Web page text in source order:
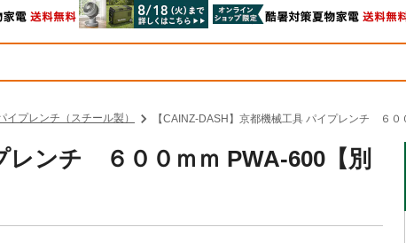
イプレンチ（スチール製） 【CAINZ-DASH】京都機械工具 パイプレンチ ６０
レンチ ６００ｍｍ PWA-600【別